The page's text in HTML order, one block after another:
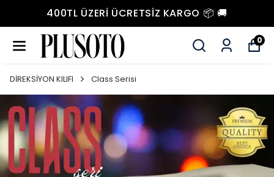
400TL ÜZERI ÜCRETSIZ KARGO 📦 🚚
0
DİREKSİYON KILIFI Class Serisi